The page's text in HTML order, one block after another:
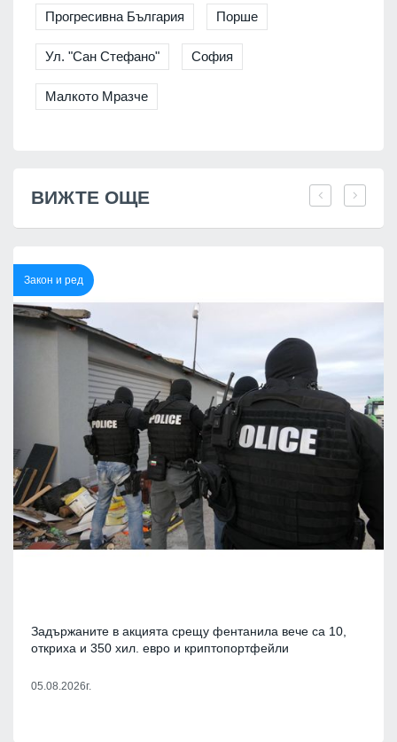
Прогресивна България Порше
Ул. "Сан Стефано" София
Малкото Мразче
ВИЖТЕ ОЩЕ
Закон и ред
Задържаните в акцията срещу фентанила вече са 10,
откриха и 350 хил. евро и криптопортфейли
05.08.2026г.